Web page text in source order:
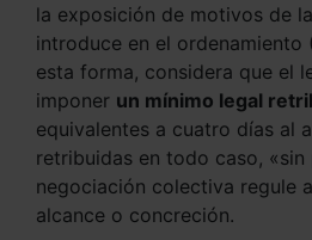
la exposición de motivos de
introduce en el ordenamiento
esta forma, considera que el
imponer un mínimo legal
equivalentes a cuatro días al
retribuidas en todo caso,
negociación colectiva regule
alcance o concreción.